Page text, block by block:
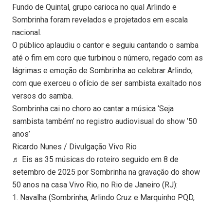
Fundo de Quintal, grupo carioca no qual Arlindo e
Sombrinha foram revelados e projetados em escala
nacional.
O público aplaudiu o cantor e seguiu cantando o samba
até o fim em coro que turbinou o número, regado com as
lágrimas e emoção de Sombrinha ao celebrar Arlindo,
com que exerceu o ofício de ser sambista exaltado nos
versos do samba.
Sombrinha cai no choro ao cantar a música ‘Seja
sambista também’ no registro audiovisual do show ’50
anos’
Ricardo Nunes / Divulgação Vivo Rio
♬ Eis as 35 músicas do roteiro seguido em 8 de
setembro de 2025 por Sombrinha na gravação do show
50 anos na casa Vivo Rio, no Rio de Janeiro (RJ):
1. Navalha (Sombrinha, Arlindo Cruz e Marquinho PQD,